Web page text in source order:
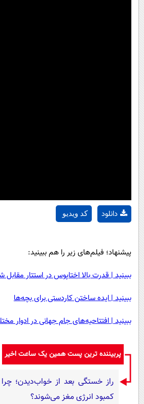
کد ویدیو دانلود
پیشنهاد؛ فیلم‌های زیر را هم ببینید:
ببینید | قدرت بالا اختاپوس در استتار مقابل
ببینید | ایده ساختن کاردستی برای بچه‌ها
ببینید | افتتاحیه‌های جام جهانی در ادوار
پربیننده ترین پست همین یک ساعت اخیر
راز خستگی بعد از خواب‌دیدن؛
کمبود انرژی مغز می‌شوند؟